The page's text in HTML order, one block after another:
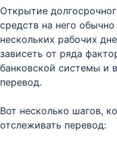
Открытие
средств на него
нескольких рабочих
зависеть от ряда
банковской системы и
перевод.
Вот несколько шагов,
отслеживать перевод: